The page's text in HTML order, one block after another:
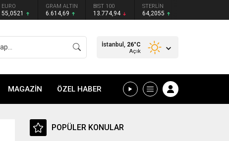
EURO
55,0521
GRAM ALTIN
6.614,69
BIST 100
13.774,94
STERLİN
64,2055
İstanbul, 26°C
Açık
MAGAZİN ÖZEL HABER
POPÜLER KONULAR